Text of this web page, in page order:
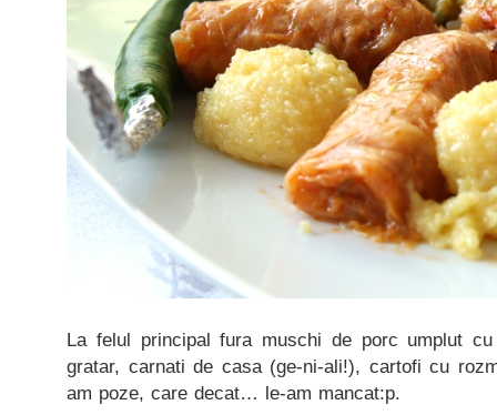
La felul principal fura muschi de porc umplut
gratar, carnati de casa (ge-ni-ali!), cartofi cu
am poze, care decat… le-am mancat:p.